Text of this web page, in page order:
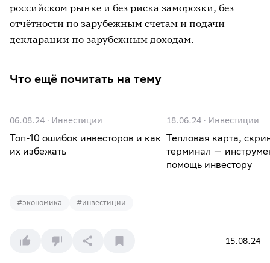
российском рынке и без риска заморозки, без
отчётности по зарубежным счетам и подачи
декларации по зарубежным доходам.
Что ещё почитать на тему
06.08.24 · Инвестиции
Топ-10 ошибок инвесторов и как
их избежать
18.06.24 · Инвестиции
Тепловая карта,
терминал —
помощь инвестору
#экономика #инвестиции
15.08.24